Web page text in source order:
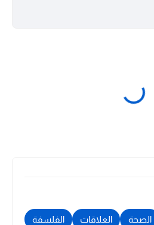
الصحة العلاقات الفلسفة